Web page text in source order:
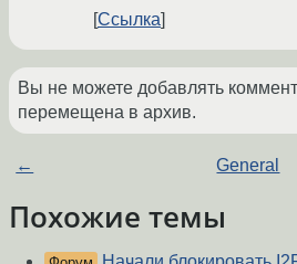
Ссылка
Вы не можете добавлять
перемещена в архив.
← General
Похожие темы